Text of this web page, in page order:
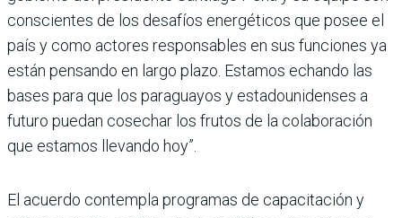
conscientes de los desafíos energéticos que posee el
país y como actores responsables en sus funciones ya
están pensando en largo plazo. Estamos echando las
bases para que los paraguayos y estadounidenses a
futuro puedan cosechar los frutos de la colaboración
que estamos llevando hoy”.
El acuerdo contempla programas de capacitación y